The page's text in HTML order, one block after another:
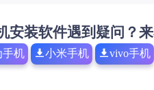
安装软件遇到疑问？
手机 小米手机 vivo手机